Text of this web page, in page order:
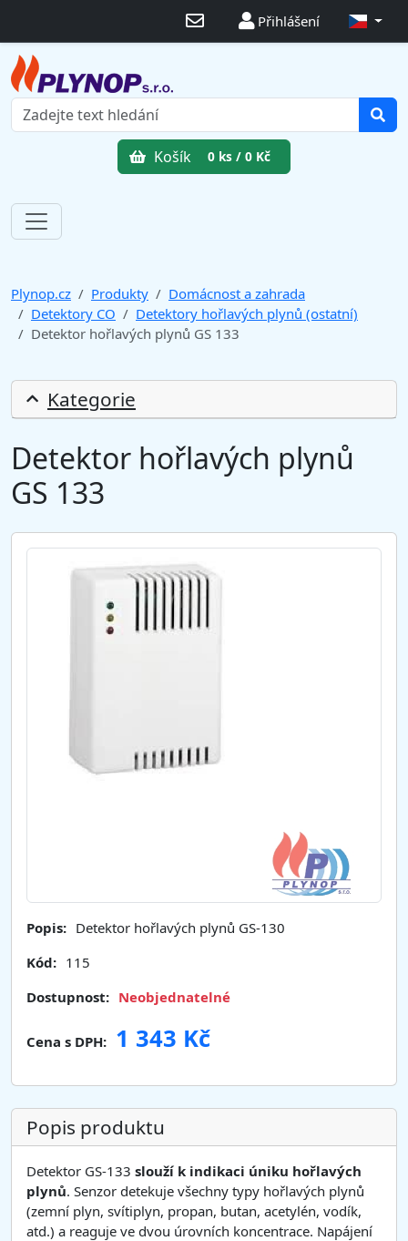
Přihlášení
Košík 0 ks / 0 Kč
Plynop.cz Produkty
Domácnost a zahrada
Detektory CO
Detektory hořlavých plynů (ostatní)
Detektor hořlavých plynů GS 133
Kategorie
Detektor hořlavých plynů
GS 133
Popis: Detektor hořlavých plynů GS-130
Kód: 115
Dostupnost: Neobjednatelné
Cena s DPH: 1 343 Kč
Popis produktu
Detektor GS-133 slouží k indikaci úniku hořlavých
plynů. Senzor detekuje všechny typy hořlavých plynů
(zemní plyn, svítiplyn, propan, butan, acetylén, vodík,
atd.) a reaguje ve dvou úrovních koncentrace. Napájení